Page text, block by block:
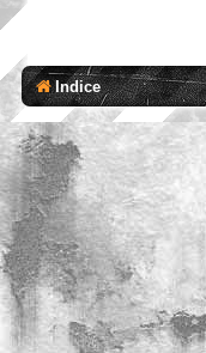
Indice